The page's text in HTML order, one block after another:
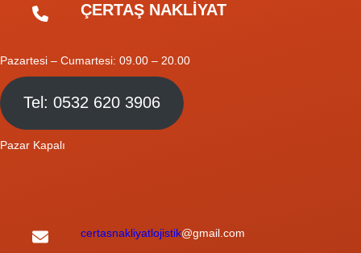
ÇERTAŞ NAKLİYAT
Pazartesi – Cumartesi: 09.00 – 20.00
Tel: 0532 620 3906
Pazar Kapalı
certasnakliyatlojistik@gmail.com